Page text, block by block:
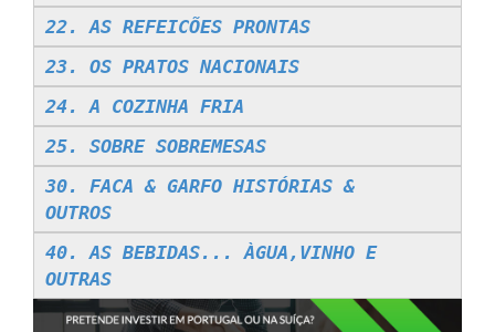
22. AS REFEICÕES PRONTAS
23. OS PRATOS NACIONAIS
24. A COZINHA FRIA
25. SOBRE SOBREMESAS
30. FACA & GARFO HISTÓRIAS &
OUTROS
40. AS BEBIDAS... ÀGUA,VINHO E
OUTRAS